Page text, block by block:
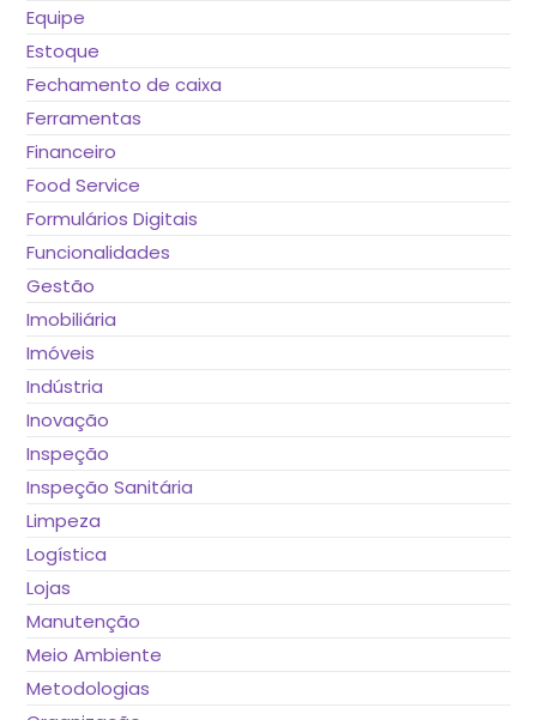
Equipe
Estoque
Fechamento de caixa
Ferramentas
Financeiro
Food Service
Formulários Digitais
Funcionalidades
Gestão
Imobiliária
Imóveis
Indústria
Inovação
Inspeção
Inspeção Sanitária
Limpeza
Logística
Lojas
Manutenção
Meio Ambiente
Metodologias